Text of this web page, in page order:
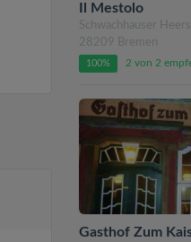
Il Mestolo
Schwachhauser
28209 Bremen
100% 2 von 2
Gasthof Zum